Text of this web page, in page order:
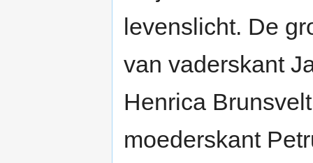
levenslicht. De
van vaderskant
Henrica
moederskant